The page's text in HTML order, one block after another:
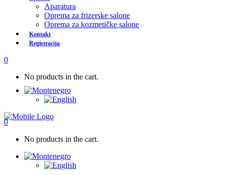
Aparatura
Oprema za frizerske salone
Oprema za kozmetičke salone
Kontakt
Registracija
0
No products in the cart.
0
No products in the cart.